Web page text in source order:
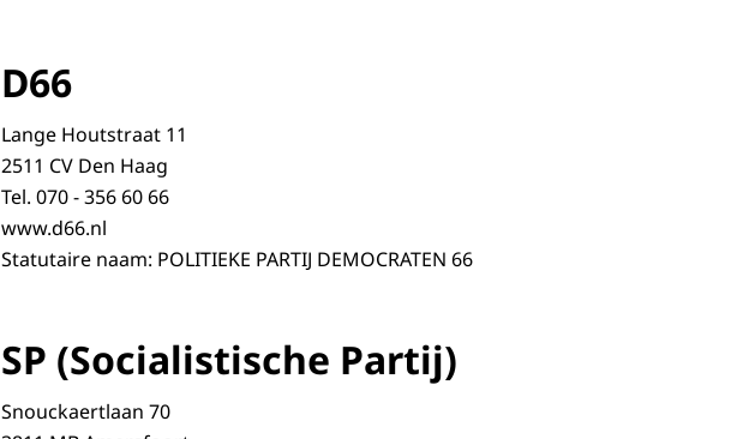
D66
Lange Houtstraat 11
2511 CV Den Haag
Tel. 070 - 356 60 66
www.d66.nl
Statutaire naam: POLITIEKE PARTIJ DEMOCRATEN 66
SP (Socialistische Partij)
Snouckaertlaan 70